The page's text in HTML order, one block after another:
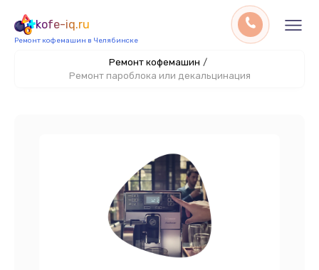
kofe-iq.ru
Ремонт кофемашин в Челябинске
Ремонт кофемашин /
Ремонт пароблока или декальцинация